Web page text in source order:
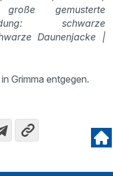
große gemusterte
schwarze
Daunenjacke |
Grimma entgegen.